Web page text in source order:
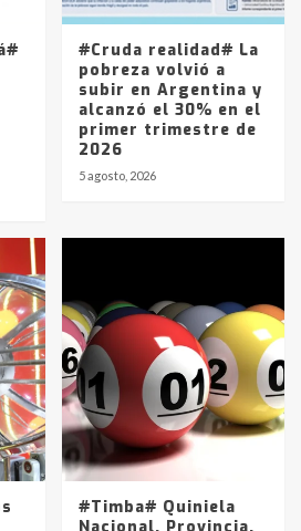
a 1338 pesos
#Cruda realidad# La
pobreza volvió a
subir en Argentina y
alcanzó el 30% en el
primer trimestre de
2026
5 agosto, 2026
#Timba# Quiniela